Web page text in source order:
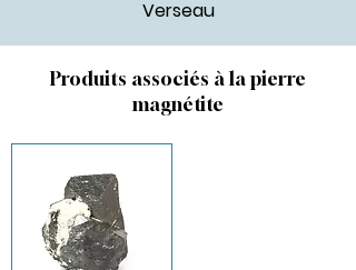
Verseau
Produits associés à la pierre
magnétite